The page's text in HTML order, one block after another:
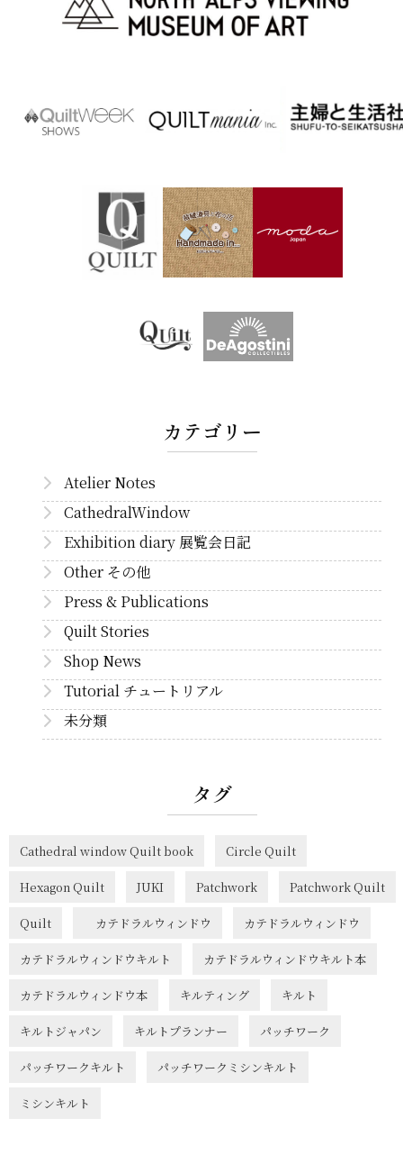
カテゴリー
Atelier Notes
CathedralWindow
Exhibition diary 展覧会日記
Other その他
Press & Publications
Quilt Stories
Shop News
Tutorial チュートリアル
未分類
タグ
Cathedral window Quilt book Circle Quilt
Hexagon Quilt JUKI Patchwork Patchwork Quilt
Quilt カテドラルウィンドウ カテドラルウィンドウ
カテドラルウィンドウキルト カテドラルウィンドウキルト本
カテドラルウィンドウ本 キルティング キルト
キルトジャパン キルトプランナー パッチワーク
パッチワークキルト パッチワークミシンキルト
ミシンキルト